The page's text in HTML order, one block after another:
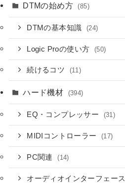
DTMの始め方 (85)
DTMの基本知識 (24)
Logic Proの使い方 (50)
続けるコツ (11)
ハード機材 (394)
EQ・コンプレッサー (31)
MIDIコントローラー (17)
PC関連 (14)
オーディオインターフェース